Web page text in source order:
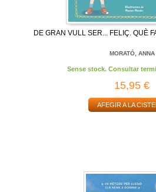
DE GRAN VULL SER... FELIÇ. QUÈ
MORATÓ, ANNA
Sense stock. Consultar
15,95 €
AFEGIR A LA